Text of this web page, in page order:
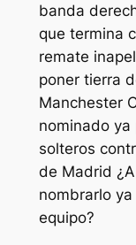
banda
que termina
remate
poner tierra
Manchester
nominado ya
solteros
de Madrid
nombrarlo
equipo?